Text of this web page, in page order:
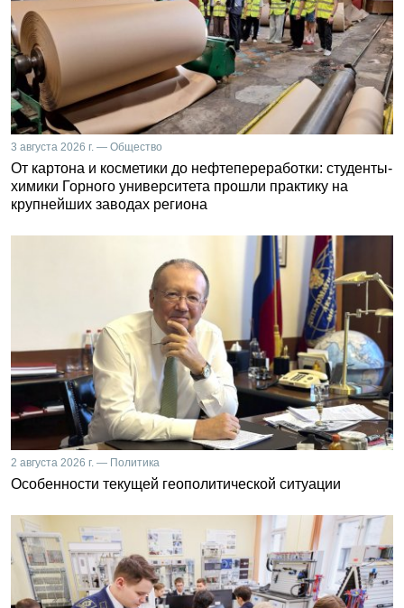
3 августа 2026 г. — Общество
От картона и косметики до нефтепереработки: студенты-
химики Горного университета прошли практику на
крупнейших заводах региона
2 августа 2026 г. — Политика
Особенности текущей геополитической ситуации